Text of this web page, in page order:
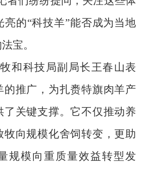
亮的“科技羊”能否成为当地
宝。
和科技局副局长王春山表
的推广，为扎赉特旗肉羊产
了关键支撑。它不仅推动养
牧向规模化舍饲转变，更助
规模向重质量效益转型发